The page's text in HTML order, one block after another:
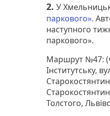
2. У
паркового».
наступного
паркового».
Маршрут №47:
Інститутську,
Толстого,